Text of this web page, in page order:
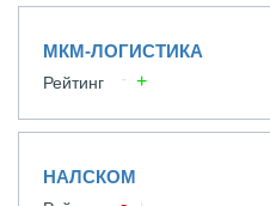
МКМ-ЛОГИСТИКА
Рейтинг
НАЛСКОМ